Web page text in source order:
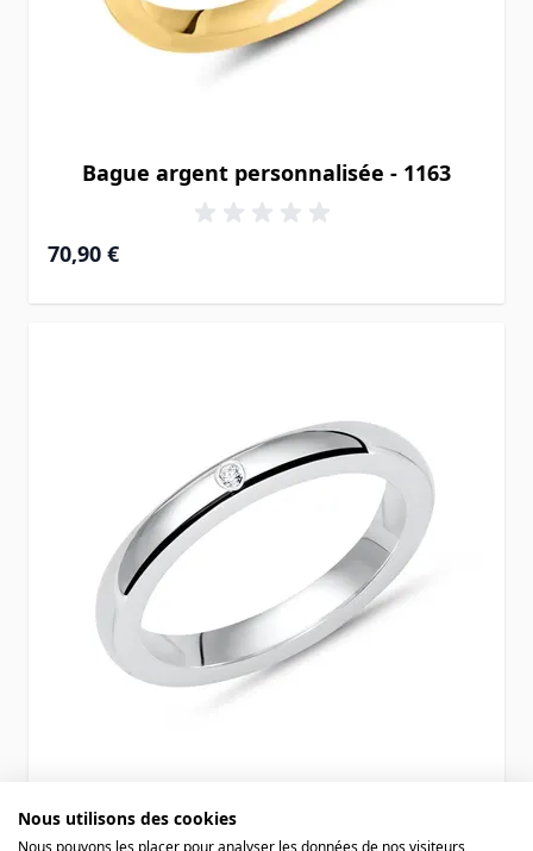
Bague argent personnalisée - 1163
70,90 €
Bague argent personnalisée - 1164
Nous utilisons des cookies
Nous pouvons les placer pour analyser les données de nos visiteurs,